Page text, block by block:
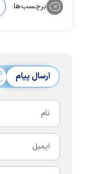
برچسب‌ها:
ارسال پیام